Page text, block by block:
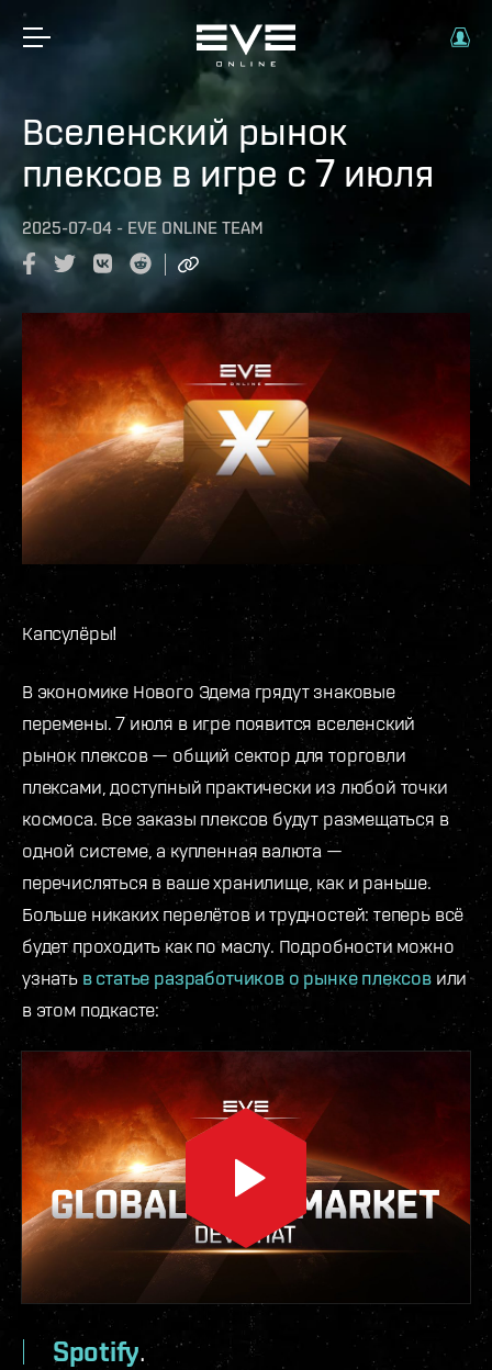
Вселенский рынок
плексов в игре с 7 июля
2025-07-04 - EVE ONLINE TEAM
Капсулёры!
В экономике Нового Эдема грядут знаковые
перемены. 7 июля в игре появится вселенский
рынок плексов — общий сектор для торговли
плексами, доступный практически из любой точки
космоса. Все заказы плексов будут размещаться в
одной системе, а купленная валюта —
перечисляться в ваше хранилище, как и раньше.
Больше никаких перелётов и трудностей: теперь всё
будет проходить как по маслу. Подробности можно
узнать в статье разработчиков о рынке плексовили
в этом подкасте:
Spotify.